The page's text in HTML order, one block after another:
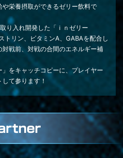
栄養摂取ができるゼリー飲料で
り入れ開発した「ｉｎゼリー
トリン、ビタミンA、GABAを配合し
戦前、対戦の合間のエネルギー補
をキャッチコピーに、プレイヤー
て参ります！